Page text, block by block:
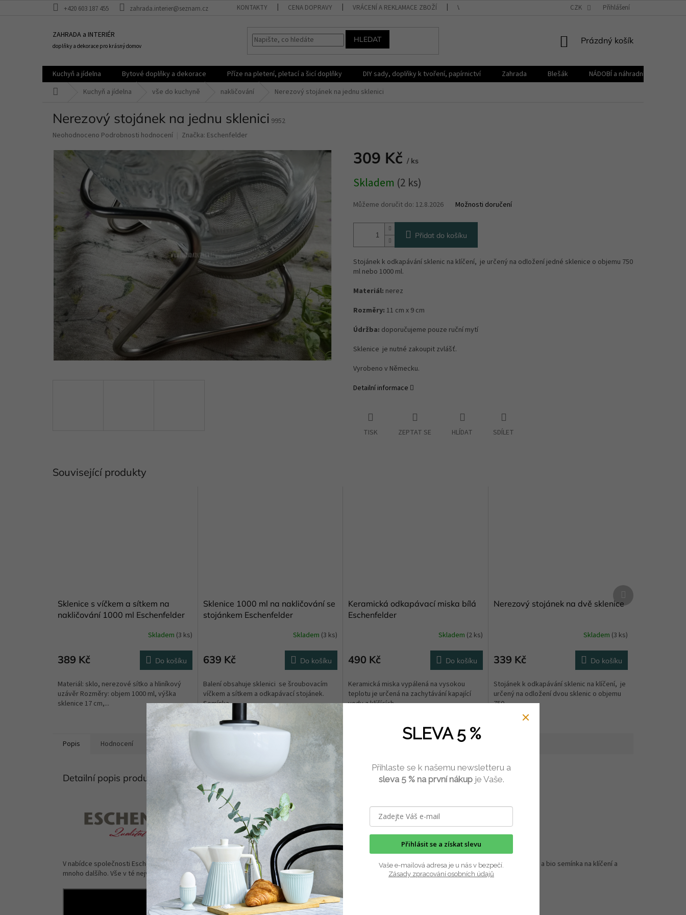
+420 603 187 455 zahrada.interier@seznam.cz KONTAKTY CENA DOPRAVY VRÁCENÍ A REKLAMACE ZBOŽÍ VŠEOBECNÉ OBCHODNÍ PODMÍNKY REKLAMAČNÍ ŘÁD
CZK Přihlášení
ZAHRADA a INTERIÉR
doplňky a dekorace pro krásný domov
HLEDAT
NÁKUPNÍ
Prázdný košík
Kuchyň a jídelna Bytové doplňky a dekorace Příze na pletení, pletací a šicí doplňky DIY sady, doplňky k tvoření, papírnictví Zahrada Blešák
NÁDOBÍ a náhradní díly KELOmat
Kuchyň a jídelna vše do kuchyně nakličování Nerezový stojánek na jednu sklenici
Nerezový stojánek na jednu sklenici 9952
Průměrné
produktu
hvězdiček.
Neohodnoceno Podrobnosti hodnocení Značka: Eschenfelder
309 Kč / ks
cena:
Skladem (2 ks)
Můžeme doručit do: 12.8.2026 Možnosti doručení
Přidat do košíku
Stojánek k odkapávání sklenic na klíčení, je určený na odložení jedné sklenice o objemu 750
ml nebo 1000 ml.
Materiál: nerez
Rozměry: 11 cm x 9 cm
Údržba: doporučujeme pouze ruční mytí
Sklenice je nutné zakoupit zvlášť.
Vyrobeno v Německu.
Detailní informace
TISK ZEPTAT SE HLÍDAT SDÍLET
Související produkty
Sklenice s víčkem a sítkem na
nakličování 1000 ml Eschenfelder
Skladem (3 ks)
389 Kč Do košíku
Materiál: sklo, nerezové sítko a hliníkový
uzávěr Rozměry: objem 1000 ml, výška
sklenice 17 cm,...
Sklenice 1000 ml na nakličování se
stojánkem Eschenfelder
Skladem (3 ks)
639 Kč Do košíku
Balení obsahuje sklenici se šroubovacím
víčkem a sítkem a odkapávací stojánek.
Semínka...
Keramická odkapávací miska bílá
Eschenfelder
Skladem (2 ks)
490 Kč Do košíku
Keramická miska vypálená na vysokou
teplotu je určená na zachytávání kapající
vody z klíčících...
Nerezový stojánek na dvě sklenice
Skladem (3 ks)
339 Kč Do košíku
Stojánek k odkapávání sklenic na klíčení, je
určený na odložení dvou sklenic o objemu
750...
Další
produkt
Popis Hodnocení Diskuze
Detailní popis produktu
V nabídce společnosti Eschenfelder najdete nejen různé druhy misek a sklenic na klíčení, ale také vločkovače v různých provedeních, zásobníky na obiloviny a bio semínka na klíčení a
mnoho dalšího. Vše v té nejvyšší kvalitě.
SLEVA 5 %
Přihlaste se k našemu newsletteru a
sleva 5 % na první nákupje Vaše.
Přihlásit se a získat slevu
Vaše e-mailová adresa je u nás v bezpečí.
Zásady zpracování osobních údajů